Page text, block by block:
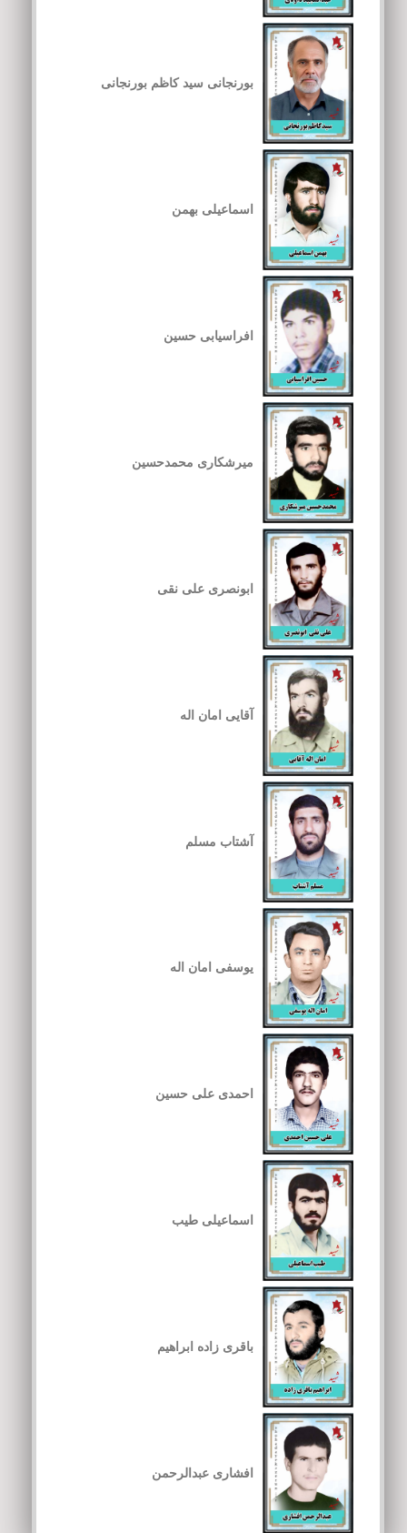
بورنجانی سید کاظم بورنجانی
اسماعیلی بهمن
افراسیابی حسین
میرشکاری محمدحسین
ابونصری علی نقی
آقایی امان اله
آشتاب مسلم
یوسفی امان اله
احمدی علی حسین
اسماعیلی طیب
باقری زاده ابراهیم
افشاری عبدالرحمن